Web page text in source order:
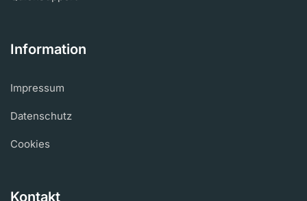
Information
Impressum
Datenschutz
Cookies
Kontakt